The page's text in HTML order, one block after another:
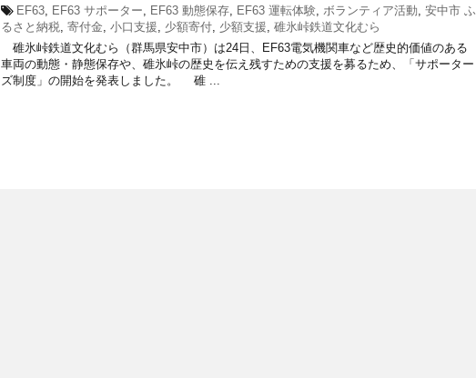
EF63, EF63 サポーター, EF63 動態保存, EF63 運転体験, ボランティア活動, 安中市 ふ
るさと納税, 寄付金, 小口支援, 少額寄付, 少額支援, 碓氷峠鉄道文化むら
碓氷峠鉄道文化むら（群馬県安中市）は24日、EF63電気機関車など歴史的価値のある
車両の動態・静態保存や、碓氷峠の歴史を伝え残すための支援を募るため、「サポーター
ズ制度」の開始を発表しました。 碓 ...